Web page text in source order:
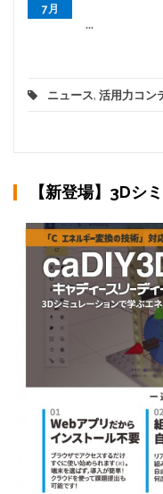
7月
...
ニュース, 活用力コン
【新登場】3Dシ